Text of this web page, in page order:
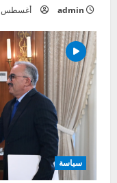
admin أغسطس 8, 2026
سياسة